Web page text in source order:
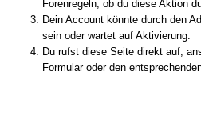
Forenregeln, ob du diese Aktion
Dein Account könnte durch den
sein oder wartet auf Aktivierung.
Du rufst diese Seite direkt auf,
Formular oder den